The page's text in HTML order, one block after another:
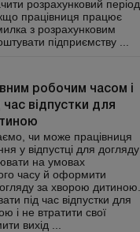
розрахунковий період
працівниця працює
з розрахунковим
підприємству ...
робочим часом і
час відпустки для
чи може працівниця
у відпустці для догляду
на умовах
часу й оформити
за хворою дитиною.
під час відпустки для
і не втратити свої
вихід ...